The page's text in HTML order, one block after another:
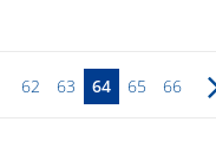
62 63 64 65 66